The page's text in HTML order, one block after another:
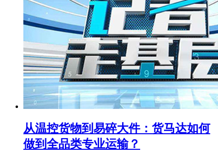
从温控货物到易碎大件：货马达如何
做到全品类专业运输？